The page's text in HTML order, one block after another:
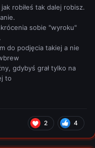
robiłeś tak dalej robisz.
sobie "wyroku"
do podjęcia takiej a nie
gdybyś grał tylko na
to
2 4